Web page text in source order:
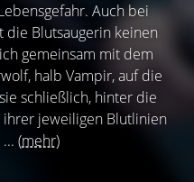
Auch bei
die Blutsaugerin keinen
gemeinsam mit dem
halb Vampir, auf die
schließlich, hinter die
jeweiligen Blutlinien
(mehr)